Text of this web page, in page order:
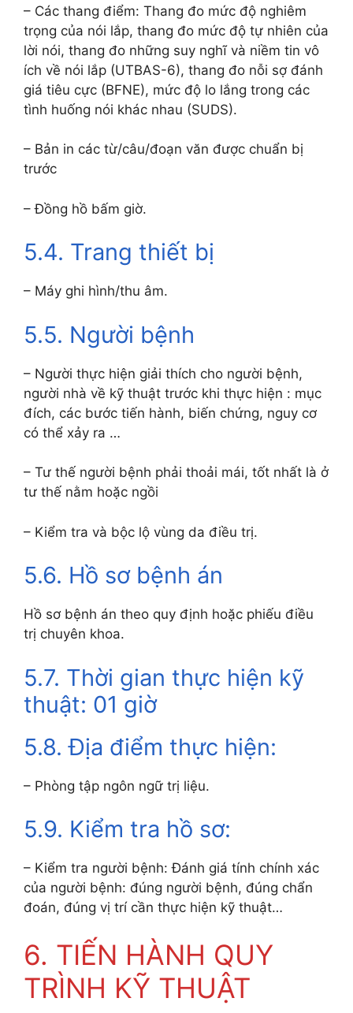
– Các thang điểm: Thang đo mức độ nghiêm
trọng của nói lắp, thang đo mức độ tự nhiên của
lời nói, thang đo những suy nghĩ và niềm tin vô
ích về nói lắp (UTBAS-6), thang đo nỗi sợ đánh
giá tiêu cực (BFNE), mức độ lo lắng trong các
tình huống nói khác nhau (SUDS).
– Bản in các từ/câu/đoạn văn được chuẩn bị
trước
– Đồng hồ bấm giờ.
5.4. Trang thiết bị
– Máy ghi hình/thu âm.
5.5. Người bệnh
– Người thực hiện giải thích cho người bệnh,
người nhà về kỹ thuật trước khi thực hiện : mục
đích, các bước tiến hành, biến chứng, nguy cơ
có thể xảy ra …
– Tư thế người bệnh phải thoải mái, tốt nhất là ở
tư thế nằm hoặc ngồi
– Kiểm tra và bộc lộ vùng da điều trị.
5.6. Hồ sơ bệnh án
Hồ sơ bệnh án theo quy định hoặc phiếu điều
trị chuyên khoa.
5.7. Thời gian thực hiện kỹ
thuật: 01 giờ
5.8. Địa điểm thực hiện:
– Phòng tập ngôn ngữ trị liệu.
5.9. Kiểm tra hồ sơ:
– Kiểm tra người bệnh: Đánh giá tính chính xác
của người bệnh: đúng người bệnh, đúng chẩn
đoán, đúng vị trí cần thực hiện kỹ thuật…
6. TIẾN HÀNH QUY
TRÌNH KỸ THUẬT